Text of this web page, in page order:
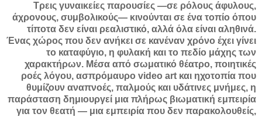
Τρεις γυναικείες παρουσίες —σε ρόλους άφυλους,
άχρονους, συμβολικούς— κινούνται σε ένα τοπίο όπου
τίποτα δεν είναι ρεαλιστικό, αλλά όλα είναι αληθινά.
Ένας χώρος που δεν ανήκει σε κανέναν χρόνο έχει γίνει
το καταφύγιο, η φυλακή και το πεδίο μάχης των
χαρακτήρων. Μέσα από σωματικό θέατρο, ποιητικές
ροές λόγου, ασπρόμαυρο video art και ηχοτοπία που
θυμίζουν αναπνοές, παλμούς και υδάτινες μνήμες, η
παράσταση δημιουργεί μια πλήρως βιωματική εμπειρία
για τον θεατή — μια εμπειρία που δεν παρακολουθείς,